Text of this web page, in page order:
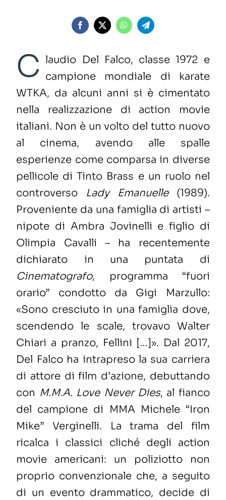
C laudio Del Falco, classe 1972 e
campione mondiale di karate
WTKA, da alcuni anni si è cimentato
nella realizzazione di action movie
italiani. Non è un volto del tutto nuovo
al cinema, avendo alle spalle
esperienze come comparsa in diverse
pellicole di Tinto Brass e un ruolo nel
controverso Lady Emanuelle (1989).
Proveniente da una famiglia di artisti –
nipote di Ambra Jovinelli e figlio di
Olimpia Cavalli – ha recentemente
dichiarato in una puntata di
Cinematografo, programma “fuori
orario” condotto da Gigi Marzullo:
«Sono cresciuto in una famiglia dove,
scendendo le scale, trovavo Walter
Chiari a pranzo, Fellini […]». Dal 2017,
Del Falco ha intrapreso la sua carriera
di attore di film d’azione, debuttando
con M.M.A. Love Never Dies, al fianco
del campione di MMA Michele “Iron
Mike” Verginelli. La trama del film
ricalca i classici cliché degli action
movie americani: un poliziotto non
proprio convenzionale che, a seguito
di un evento drammatico, decide di